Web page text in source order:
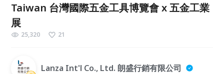
Taiwan 台灣國際五金工具博覽會 x 五金工業
展
25,320 21
Lanza Int'l Co., Ltd. 朗盛行銷有限公司